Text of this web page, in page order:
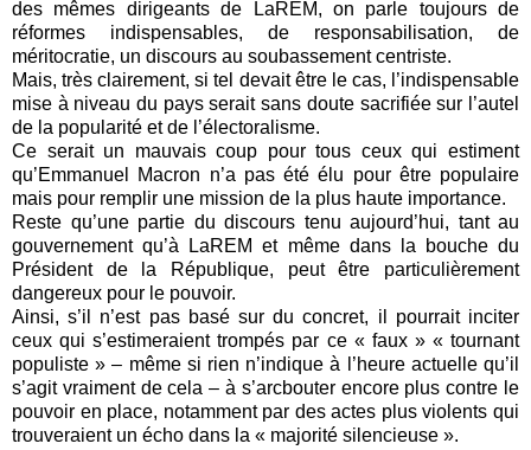
des mêmes dirigeants de LaREM, on parle toujours de
réformes indispensables, de responsabilisation, de
méritocratie, un discours au soubassement centriste.
Mais, très clairement, si tel devait être le cas, l’indispensable
mise à niveau du pays serait sans doute sacrifiée sur l’autel
de la popularité et de l’électoralisme.
Ce serait un mauvais coup pour tous ceux qui estiment
qu’Emmanuel Macron n’a pas été élu pour être populaire
mais pour remplir une mission de la plus haute importance.
Reste qu’une partie du discours tenu aujourd’hui, tant au
gouvernement qu’à LaREM et même dans la bouche du
Président de la République, peut être particulièrement
dangereux pour le pouvoir.
Ainsi, s’il n’est pas basé sur du concret, il pourrait inciter
ceux qui s’estimeraient trompés par ce « faux » « tournant
populiste » – même si rien n’indique à l’heure actuelle qu’il
s’agit vraiment de cela – à s’arcbouter encore plus contre le
pouvoir en place, notamment par des actes plus violents qui
trouveraient un écho dans la « majorité silencieuse ».